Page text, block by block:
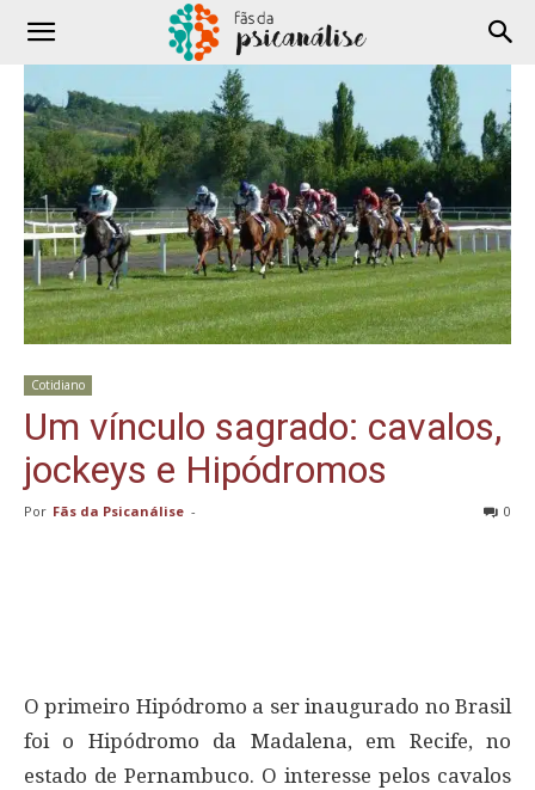
Cotidiano
Um vínculo sagrado: cavalos,
jockeys e Hipódromos
Por Fãs da Psicanálise - 0
O primeiro Hipódromo a ser inaugurado no Brasil
foi o Hipódromo da Madalena, em Recife, no
estado de Pernambuco. O interesse pelos cavalos